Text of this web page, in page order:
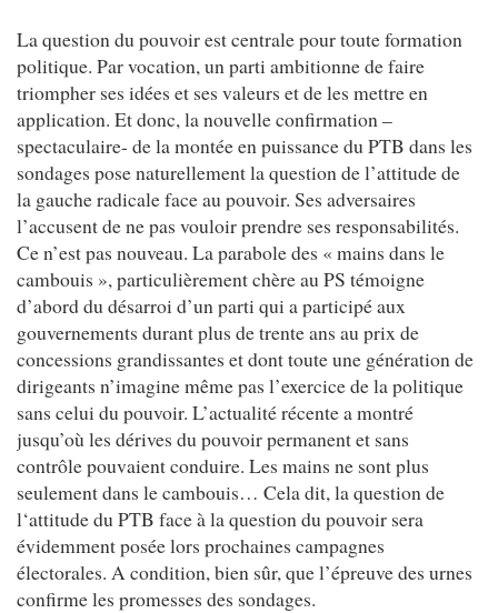
La question du pouvoir est centrale pour toute formation
politique. Par vocation, un parti ambitionne de faire
triompher ses idées et ses valeurs et de les mettre en
application. Et donc, la nouvelle confirmation –
spectaculaire- de la montée en puissance du PTB dans les
sondages pose naturellement la question de l’attitude de
la gauche radicale face au pouvoir. Ses adversaires
l’accusent de ne pas vouloir prendre ses responsabilités.
Ce n’est pas nouveau. La parabole des « mains dans le
cambouis », particulièrement chère au PS témoigne
d’abord du désarroi d’un parti qui a participé aux
gouvernements durant plus de trente ans au prix de
concessions grandissantes et dont toute une génération de
dirigeants n’imagine même pas l’exercice de la politique
sans celui du pouvoir. L’actualité récente a montré
jusqu’où les dérives du pouvoir permanent et sans
contrôle pouvaient conduire. Les mains ne sont plus
seulement dans le cambouis… Cela dit, la question de
l‘attitude du PTB face à la question du pouvoir sera
évidemment posée lors prochaines campagnes
électorales. A condition, bien sûr, que l’épreuve des urnes
confirme les promesses des sondages.